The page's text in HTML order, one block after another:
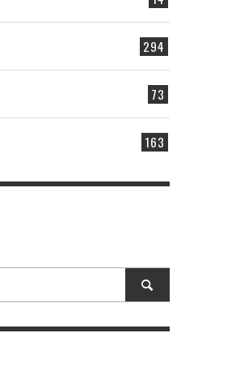
294
73
163